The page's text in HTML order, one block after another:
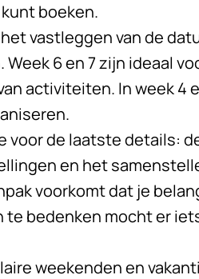
boeken.
vastleggen van de
6 en 7 zijn ideaal
activiteiten. In week 4
voor de laatste details:
en het
voorkomt dat je
bedenken mocht er
weekenden en